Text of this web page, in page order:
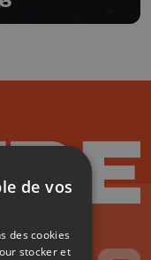
de vos
des cookies
stocker et